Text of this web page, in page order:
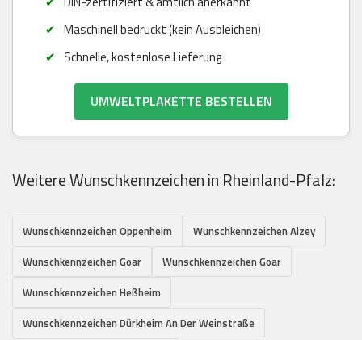
Maschinell bedruckt (kein Ausbleichen)
Schnelle, kostenlose Lieferung
UMWELTPLAKETTE BESTELLEN
Weitere Wunschkennzeichen in Rheinland-Pfalz:
Wunschkennzeichen Oppenheim
Wunschkennzeichen Alzey
Wunschkennzeichen Goar
Wunschkennzeichen Goar
Wunschkennzeichen Heßheim
Wunschkennzeichen Dürkheim An Der Weinstraße